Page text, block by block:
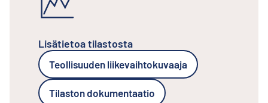
Lisätietoa tilastosta
Teollisuuden liikevaihtokuvaaja
Tilaston dokumentaatio